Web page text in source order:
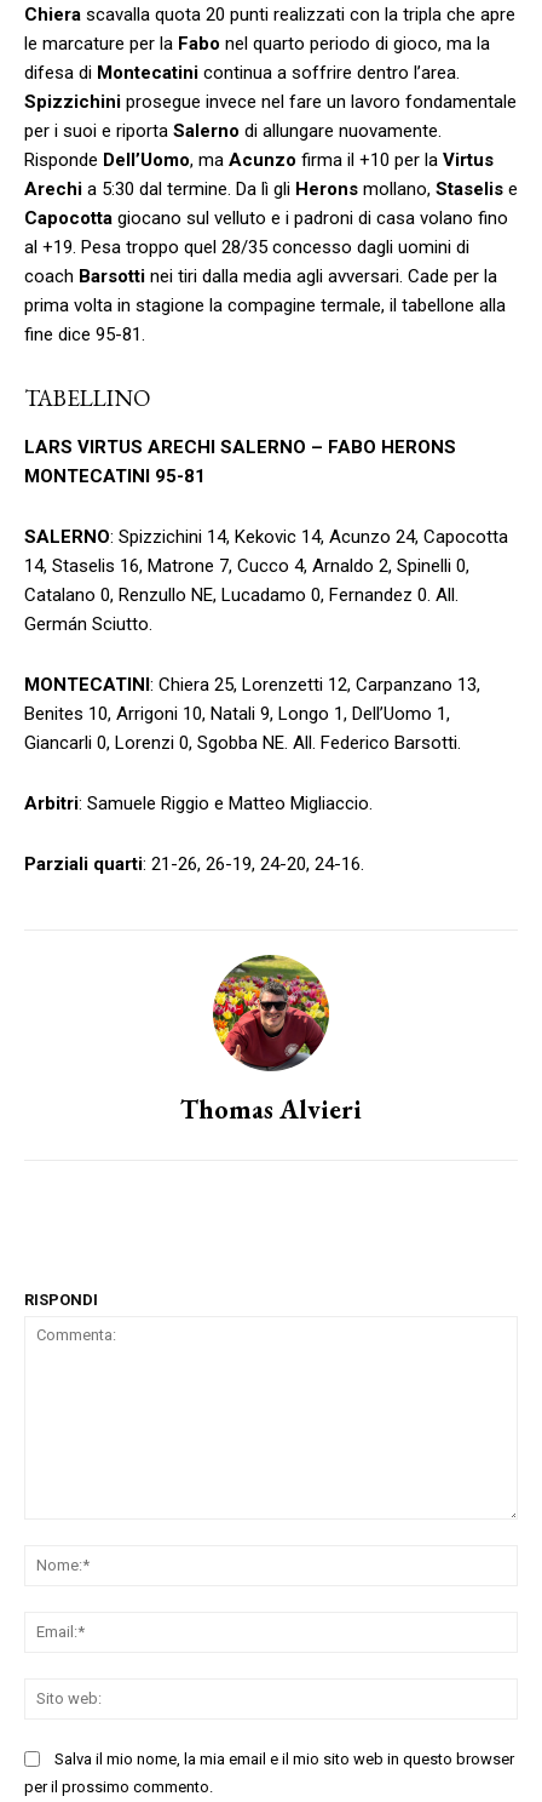
Chiera scavalla quota 20 punti realizzati con la tripla che apre
le marcature per la Fabo nel quarto periodo di gioco, ma la
difesa di Montecatini continua a soffrire dentro l’area.
Spizzichini prosegue invece nel fare un lavoro fondamentale
per i suoi e riporta Salerno di allungare nuovamente.
Risponde Dell’Uomo, ma Acunzo firma il +10 per la Virtus
Arechi a 5:30 dal termine. Da lì gli Herons mollano, Staselis e
Capocotta giocano sul velluto e i padroni di casa volano fino
al +19. Pesa troppo quel 28/35 concesso dagli uomini di
coach Barsotti nei tiri dalla media agli avversari. Cade per la
prima volta in stagione la compagine termale, il tabellone alla
fine dice 95-81.
TABELLINO
LARS VIRTUS ARECHI SALERNO – FABO HERONS
MONTECATINI 95-81
SALERNO: Spizzichini 14, Kekovic 14, Acunzo 24, Capocotta
14, Staselis 16, Matrone 7, Cucco 4, Arnaldo 2, Spinelli 0,
Catalano 0, Renzullo NE, Lucadamo 0, Fernandez 0. All.
Germán Sciutto.
MONTECATINI: Chiera 25, Lorenzetti 12, Carpanzano 13,
Benites 10, Arrigoni 10, Natali 9, Longo 1, Dell’Uomo 1,
Giancarli 0, Lorenzi 0, Sgobba NE. All. Federico Barsotti.
Arbitri: Samuele Riggio e Matteo Migliaccio.
Parziali quarti: 21-26, 26-19, 24-20, 24-16.
Thomas Alvieri
RISPONDI
Salva il mio nome, la mia email e il mio sito web in questo browser
per il prossimo commento.